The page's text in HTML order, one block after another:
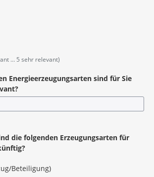
… 5 sehr relevant)
Energieerzeugungsarten sind für Sie
die folgenden Erzeugungsarten für
Beteiligung)